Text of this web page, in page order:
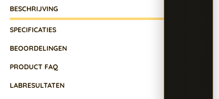
BESCHRIJVING
SPECIFICATIES
BEOORDELINGEN
PRODUCT FAQ
LABRESULTATEN